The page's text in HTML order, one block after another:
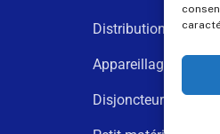
Distribution
Appareillage
Disjoncteurs